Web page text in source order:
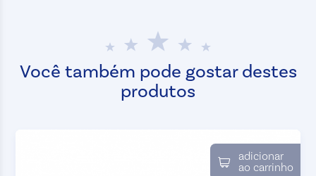
Você também pode gostar destes
produtos
adicionar
ao carrinho